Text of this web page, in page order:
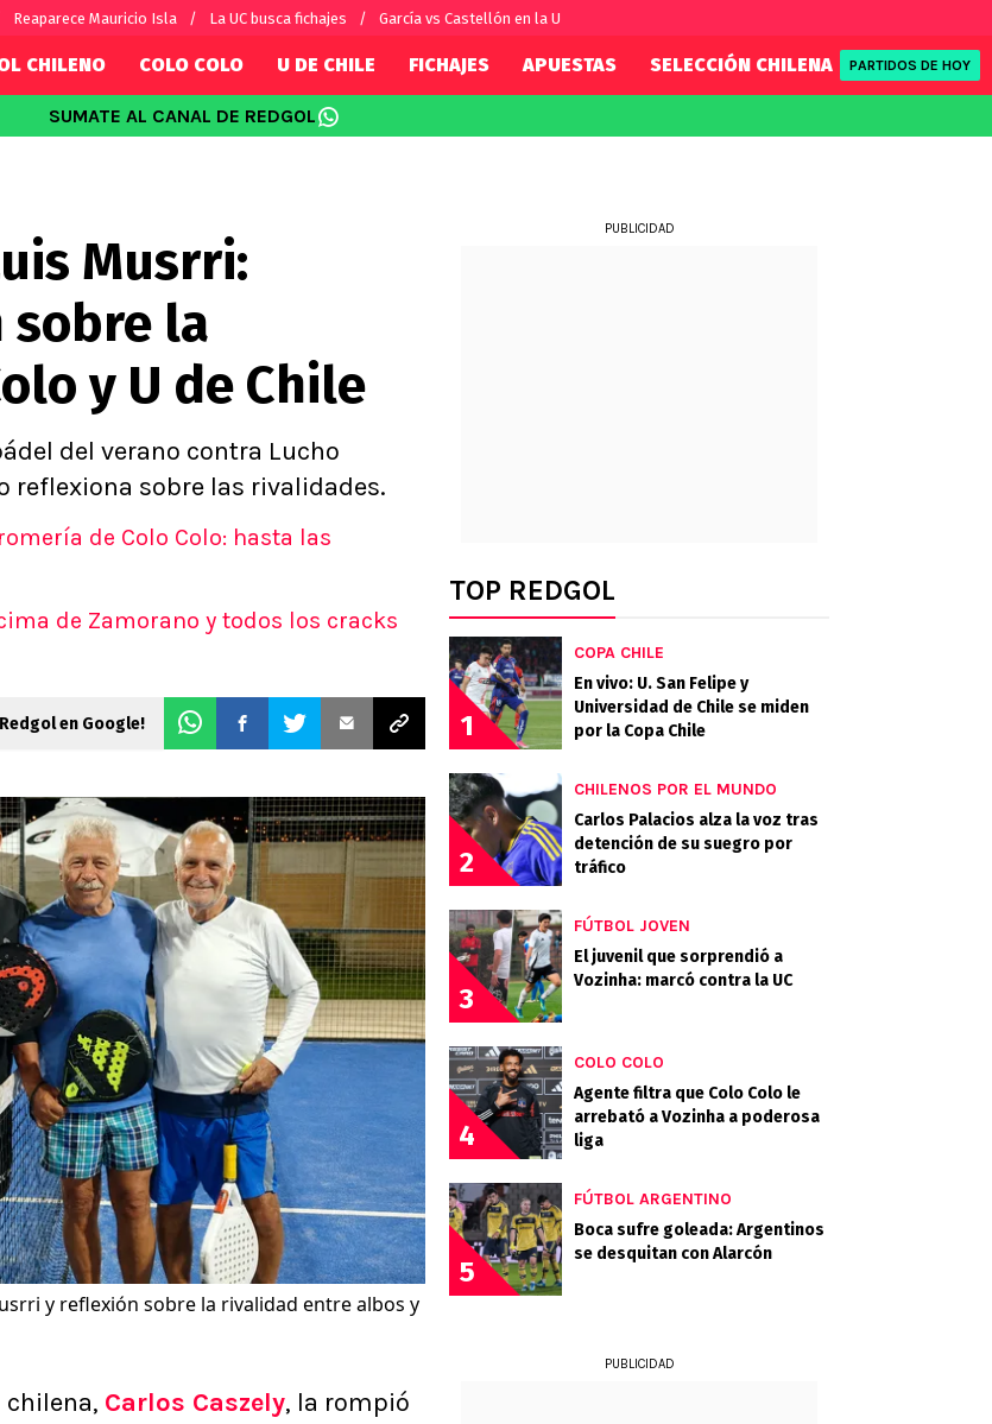
Reaparece Mauricio Isla La UC busca fichajes García vs Castellón en la U
Fútbol Argentino
Fútbol Brasileño
La Liga
Bundesliga
CHILENO COLO COLO U DE CHILE FICHAJES APUESTAS SELECCIÓN CHILENA REDSPORT
PARTIDOS DE HOY
SUMATE AL CANAL DE REDGOL
Musrri:
la
y U de Chile
del verano contra Lucho
reflexiona sobre las rivalidades.
de Colo Colo: hasta las
de Zamorano y todos los cracks
en Google!
y reflexión sobre la rivalidad entre albos y
chilena, Carlos Caszely, la rompió
PUBLICIDAD
TOP REDGOL
1
COPA CHILE
En vivo: U. San Felipe y
Universidad de Chile se miden
por la Copa Chile
2
CHILENOS POR EL MUNDO
Carlos Palacios alza la voz tras
detención de su suegro por
tráfico
3
FÚTBOL JOVEN
El juvenil que sorprendió a
Vozinha: marcó contra la UC
4
COLO COLO
Agente filtra que Colo Colo le
arrebató a Vozinha a poderosa
liga
5
FÚTBOL ARGENTINO
Boca sufre goleada: Argentinos
se desquitan con Alarcón
PUBLICIDAD